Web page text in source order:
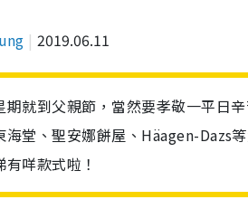
2019.06.11
期就到父親節，當然要孝敬一平日
海堂、聖安娜餅屋、Häagen-Dazs
咩款式啦！